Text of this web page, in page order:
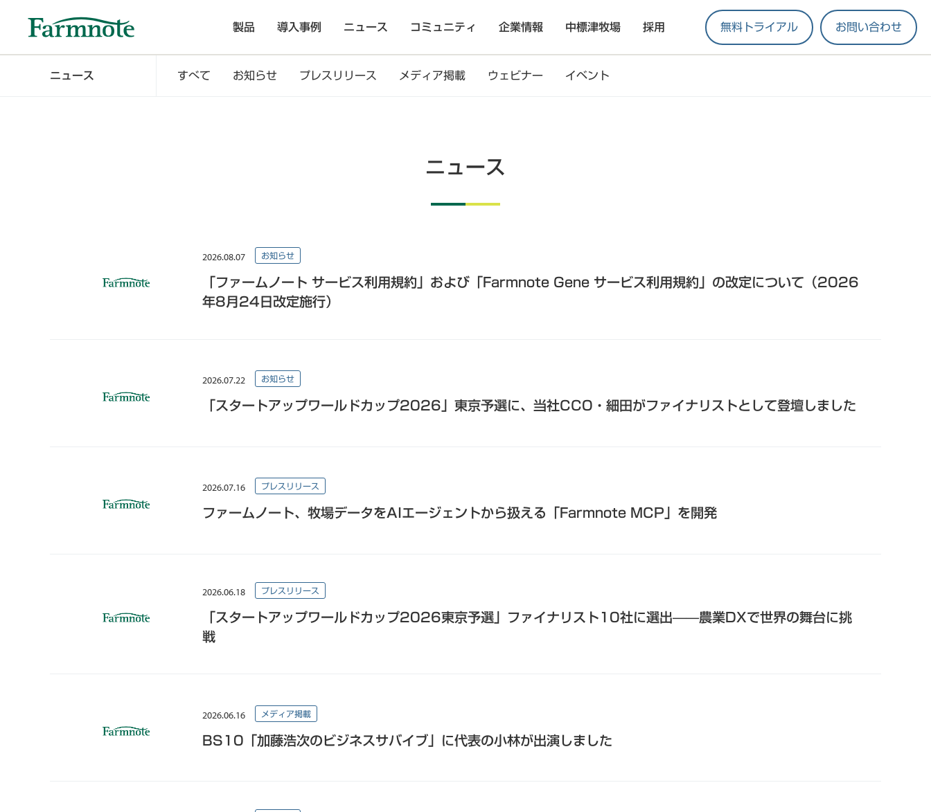
製品 導入事例 ニュース コミュニティ 企業情報 中標津牧場 採用 無料トライアル お問い合わせ
ニュース すべて お知らせ プレスリリース メディア掲載 ウェビナー イベント
ニュース
2026.08.07 お知らせ
「ファームノート サービス利用規約」および「Farmnote Gene サービス利用規約」の改定について（2026
年8月24日改定施行）
2026.07.22 お知らせ
「スタートアップワールドカップ2026」東京予選に、当社CCO・細田がファイナリストとして登壇しました
2026.07.16 プレスリリース
ファームノート、牧場データをAIエージェントから扱える「Farmnote MCP」を開発
2026.06.18 プレスリリース
「スタートアップワールドカップ2026東京予選」ファイナリスト10社に選出——農業DXで世界の舞台に挑
戦
2026.06.16 メディア掲載
BS10「加藤浩次のビジネスサバイブ」に代表の小林が出演しました